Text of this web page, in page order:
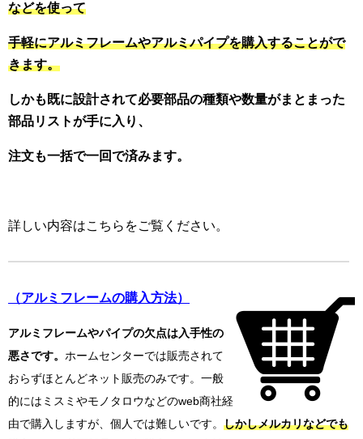
などを使って
手軽にアルミフレームやアルミパイプを購入することがで
きます。
しかも既に設計されて必要部品の種類や数量がまとまった
部品リストが手に入り、
注文も一括で一回で済みます。
詳しい内容はこちらをご覧ください。
（アルミフレームの購入方法）
アルミフレームやパイプの欠点は入手性の
悪さです。 ホームセンターでは販売されて
おらずほとんどネット販売のみです。一般
的にはミスミやモノタロウなどのweb商社経
由で購入しますが、個人では難しいです。 しかしメルカリなどでも